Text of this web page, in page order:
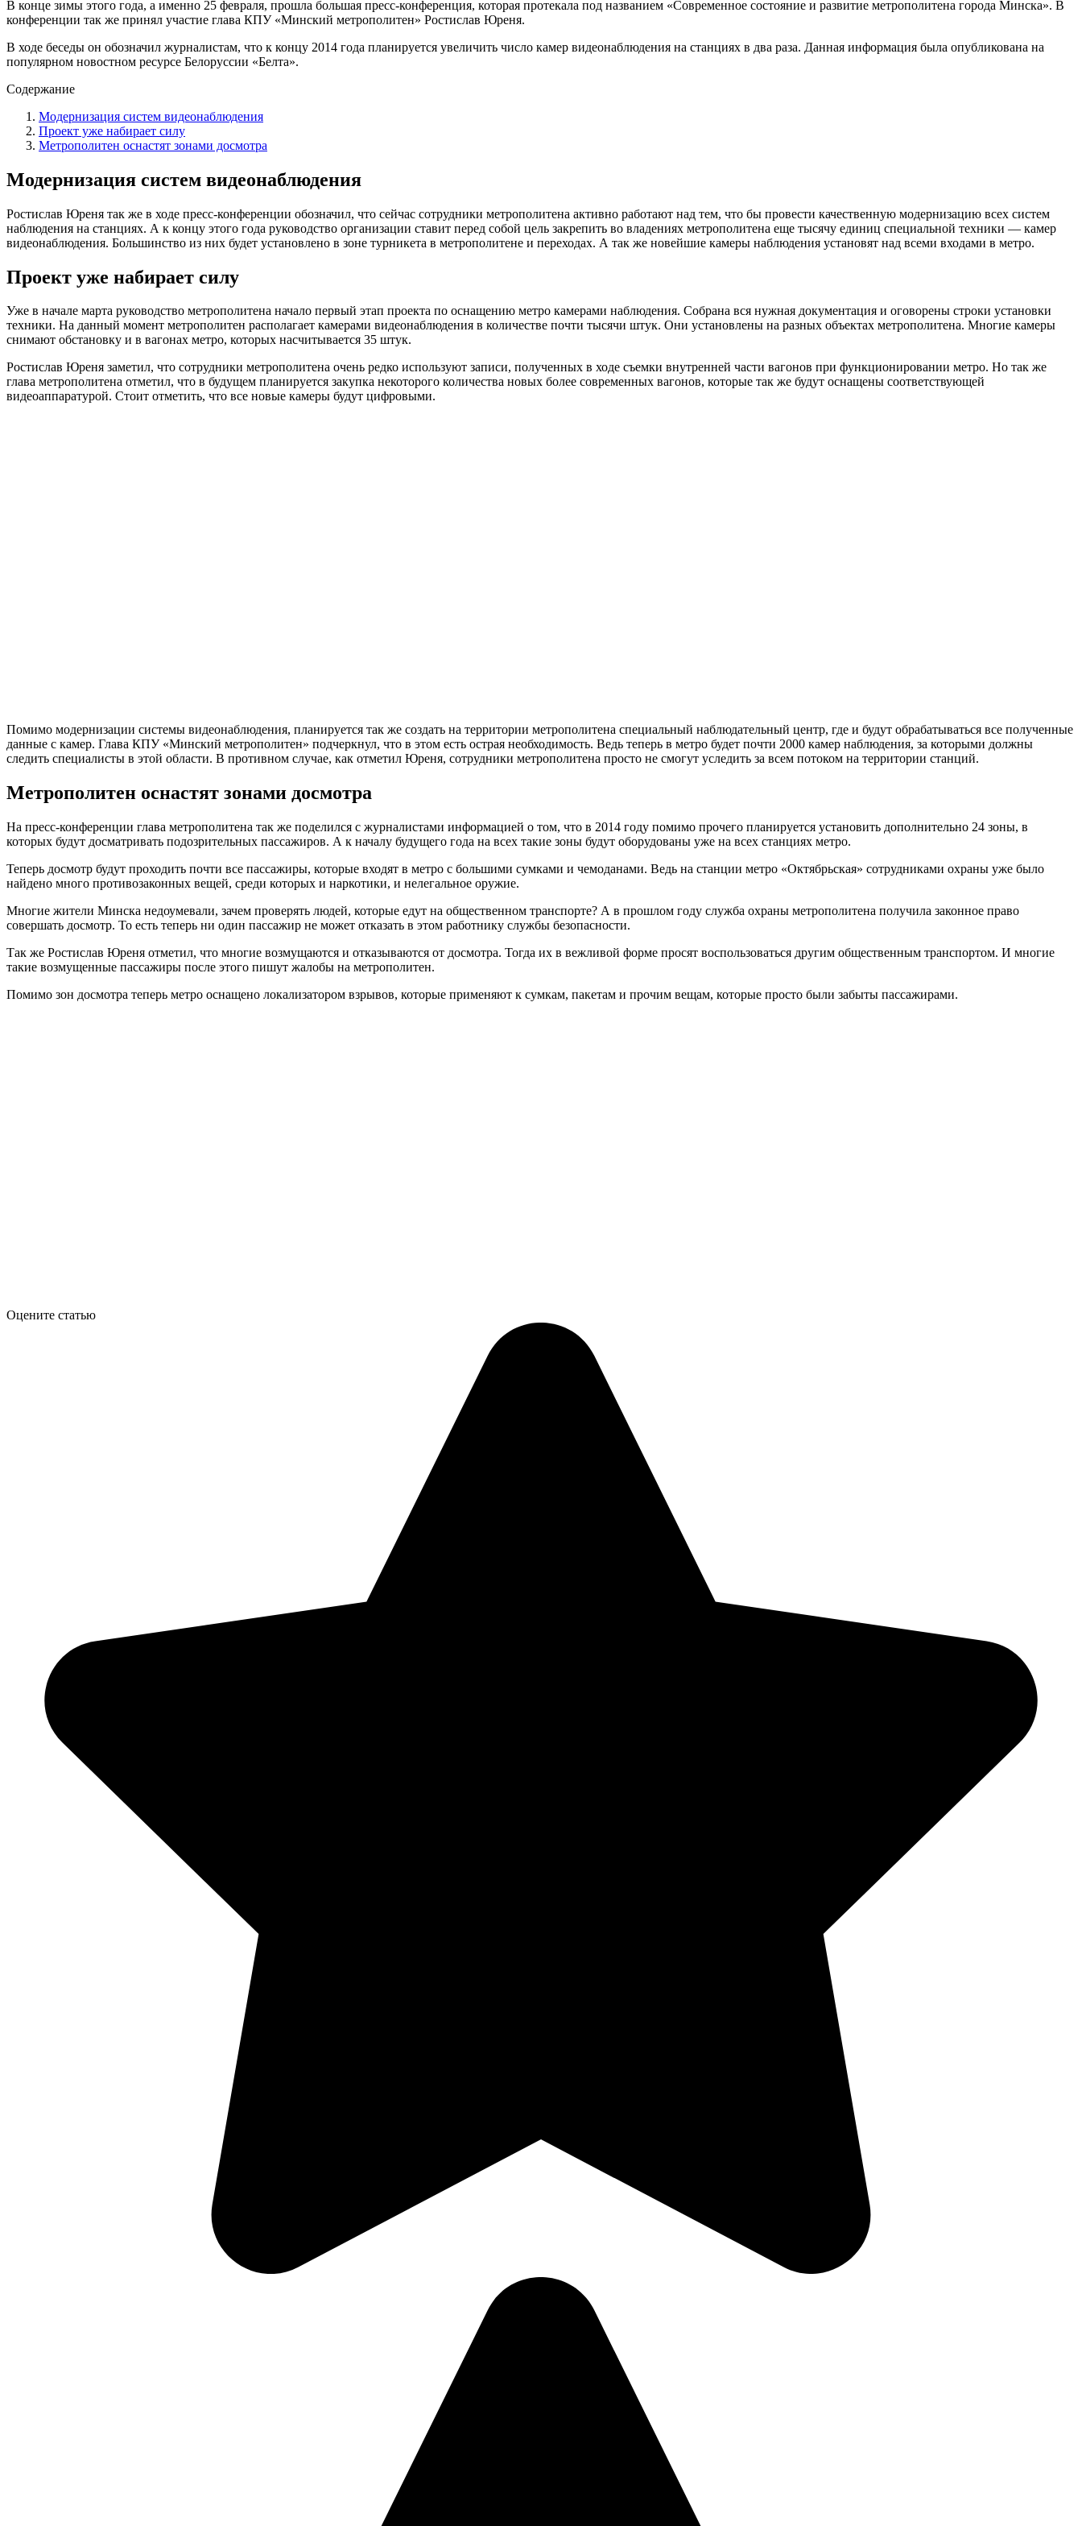
В конце зимы этого года, а именно 25 февраля, прошла большая пресс-конференция, которая протекала под названием «Современное состояние и развитие метрополитена города Минска». В
конференции так же принял участие глава КПУ «Минский метрополитен» Ростислав Юреня.
В ходе беседы он обозначил журналистам, что к концу 2014 года планируется увеличить число камер видеонаблюдения на станциях в два раза. Данная информация была опубликована на
популярном новостном ресурсе Белоруссии «Белта».
Содержание
Модернизация систем видеонаблюдения
Проект уже набирает силу
Метрополитен оснастят зонами досмотра
Модернизация систем видеонаблюдения
Ростислав Юреня так же в ходе пресс-конференции обозначил, что сейчас сотрудники метрополитена активно работают над тем, что бы провести качественную модернизацию всех систем
наблюдения на станциях. А к концу этого года руководство организации ставит перед собой цель закрепить во владениях метрополитена еще тысячу единиц специальной техники — камер
видеонаблюдения. Большинство из них будет установлено в зоне турникета в метрополитене и переходах. А так же новейшие камеры наблюдения установят над всеми входами в метро.
Проект уже набирает силу
Уже в начале марта руководство метрополитена начало первый этап проекта по оснащению метро камерами наблюдения. Собрана вся нужная документация и оговорены строки установки
техники. На данный момент метрополитен располагает камерами видеонаблюдения в количестве почти тысячи штук. Они установлены на разных объектах метрополитена. Многие камеры
снимают обстановку и в вагонах метро, которых насчитывается 35 штук.
Ростислав Юреня заметил, что сотрудники метрополитена очень редко используют записи, полученных в ходе съемки внутренней части вагонов при функционировании метро. Но так же
глава метрополитена отметил, что в будущем планируется закупка некоторого количества новых более современных вагонов, которые так же будут оснащены соответствующей
видеоаппаратурой. Стоит отметить, что все новые камеры будут цифровыми.
Помимо модернизации системы видеонаблюдения, планируется так же создать на территории метрополитена специальный наблюдательный центр, где и будут обрабатываться все полученные
данные с камер. Глава КПУ «Минский метрополитен» подчеркнул, что в этом есть острая необходимость. Ведь теперь в метро будет почти 2000 камер наблюдения, за которыми должны
следить специалисты в этой области. В противном случае, как отметил Юреня, сотрудники метрополитена просто не смогут уследить за всем потоком на территории станций.
Метрополитен оснастят зонами досмотра
На пресс-конференции глава метрополитена так же поделился с журналистами информацией о том, что в 2014 году помимо прочего планируется установить дополнительно 24 зоны, в
которых будут досматривать подозрительных пассажиров. А к началу будущего года на всех такие зоны будут оборудованы уже на всех станциях метро.
Теперь досмотр будут проходить почти все пассажиры, которые входят в метро с большими сумками и чемоданами. Ведь на станции метро «Октябрьская» сотрудниками охраны уже было
найдено много противозаконных вещей, среди которых и наркотики, и нелегальное оружие.
Многие жители Минска недоумевали, зачем проверять людей, которые едут на общественном транспорте? А в прошлом году служба охраны метрополитена получила законное право
совершать досмотр. То есть теперь ни один пассажир не может отказать в этом работнику службы безопасности.
Так же Ростислав Юреня отметил, что многие возмущаются и отказываются от досмотра. Тогда их в вежливой форме просят воспользоваться другим общественным транспортом. И многие
такие возмущенные пассажиры после этого пишут жалобы на метрополитен.
Помимо зон досмотра теперь метро оснащено локализатором взрывов, которые применяют к сумкам, пакетам и прочим вещам, которые просто были забыты пассажирами.
Оцените статью